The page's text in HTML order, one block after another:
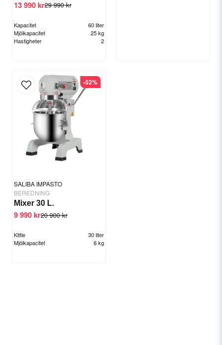
Kapacitet
60 liter
Mjölkapacitet
25 kg
Hastigheter
2
29 990 kr
13 990 kr
SALIBA IMPASTO
BEREDNING
Mixer 30 L.
Kittle
30 liter
Mjölkapacitet
6 kg
20 900 kr
9 990 kr
-52%